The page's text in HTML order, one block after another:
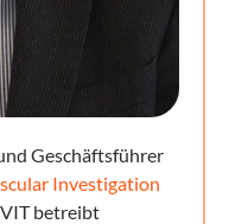
Geschäftsführer
Investigation
betreibt